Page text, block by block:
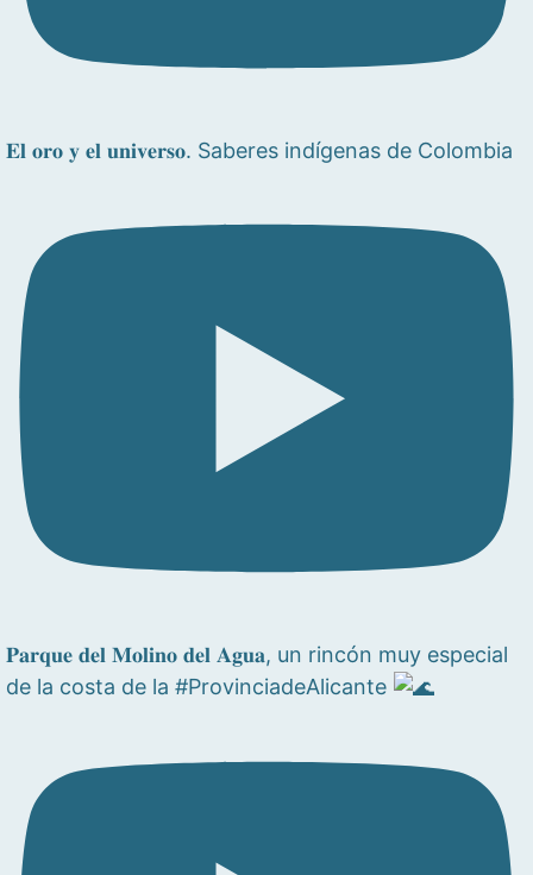
𝐄𝐥 𝐨𝐫𝐨 𝐲 𝐞𝐥 𝐮𝐧𝐢𝐯𝐞𝐫𝐬𝐨. Saberes indígenas de Colombia
𝐏𝐚𝐫𝐪𝐮𝐞 𝐝𝐞𝐥 𝐌𝐨𝐥𝐢𝐧𝐨 𝐝𝐞𝐥 𝐀𝐠𝐮𝐚, un rincón muy especial
de la costa de la #ProvinciadeAlicante